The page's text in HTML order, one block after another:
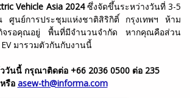
Vehicle Asia 2024ซึ่งจัดขึ้นระหว่างวันที่ 3-5
นย์การประชุมแห่งชาติสิริกิติ์ กรุงเทพฯ ห้าม
กิจรอคุณอยู่ พื้นที่มีจำนวนจำกัด หากคุณคือส่วน
มารวมตัวกันกับงานนี้
วันนี้ กรุณาติดต่อ +66 2036 0500 ต่อ 235
หรือ asew-th@informa.com